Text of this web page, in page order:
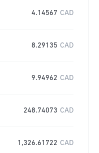
4.14567 CAD
8.29135 CAD
9.94962 CAD
248.74073 CAD
1,326.61722 CAD